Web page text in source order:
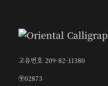
고유번호 209-82-11380
〶02873